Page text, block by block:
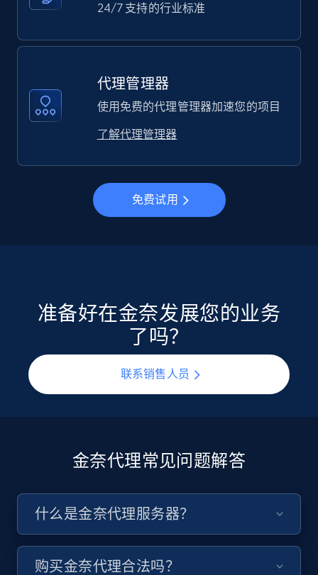
24/7 支持的行业标准
代理管理器
使用免费的代理管理器加速您的项目
了解代理管理器
免费试用
准备好在金奈发展您的业务
了吗？
联系销售人员
金奈代理常见问题解答
什么是金奈代理服务器？
购买金奈代理合法吗？